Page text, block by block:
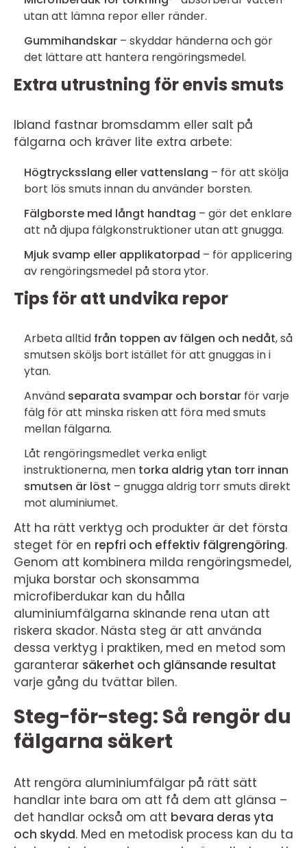
utan att lämna repor eller ränder.
Gummihandskar – skyddar händerna och gör
det lättare att hantera rengöringsmedel.
Extra utrustning för envis smuts
Ibland fastnar bromsdamm eller salt på
fälgarna och kräver lite extra arbete:
Högtrycksslang eller vattenslang – för att skölja
bort lös smuts innan du använder borsten.
Fälgborste med långt handtag – gör det enklare
att nå djupa fälgkonstruktioner utan att gnugga.
Mjuk svamp eller applikatorpad – för applicering
av rengöringsmedel på stora ytor.
Tips för att undvika repor
Arbeta alltid från toppen av fälgen och nedåt, så
smutsen sköljs bort istället för att gnuggas in i
ytan.
Använd separata svampar och borstar för varje
fälg för att minska risken att föra med smuts
mellan fälgarna.
Låt rengöringsmedlet verka enligt
instruktionerna, men torka aldrig ytan torr innan
smutsen är löst – gnugga aldrig torr smuts direkt
mot aluminiumet.
Att ha rätt verktyg och produkter är det första
steget för en repfri och effektiv fälgrengöring.
Genom att kombinera milda rengöringsmedel,
mjuka borstar och skonsamma
microfiberdukar kan du hålla
aluminiumfälgarna skinande rena utan att
riskera skador. Nästa steg är att använda
dessa verktyg i praktiken, med en metod som
garanterar säkerhet och glänsande resultat
varje gång du tvättar bilen.
Steg-för-steg: Så rengör du
fälgarna säkert
Att rengöra aluminiumfälgar på rätt sätt
handlar inte bara om att få dem att glänsa –
det handlar också om att bevara deras yta
och skydd. Med en metodisk process kan du ta